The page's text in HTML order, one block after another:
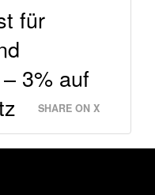
für
3% auf
SHARE ON X